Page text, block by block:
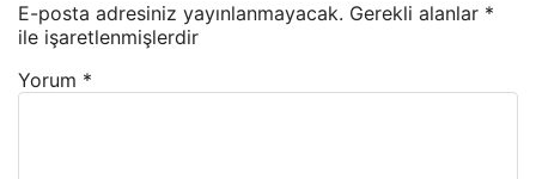
E-posta adresiniz yayınlanmayacak. Gerekli alanlar *
ile işaretlenmişlerdir
Yorum *